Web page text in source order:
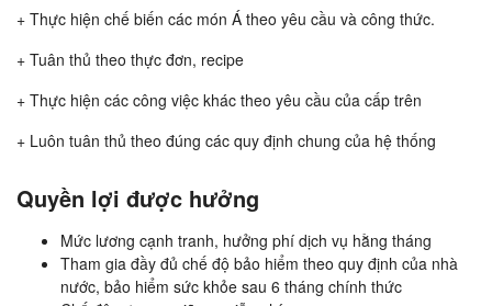
+ Thực hiện chế biến các món Á theo yêu cầu và công thức.
+ Tuân thủ theo thực đơn, recipe
+ Thực hiện các công việc khác theo yêu cầu của cấp trên
+ Luôn tuân thủ theo đúng các quy định chung của hệ thống
Quyền lợi được hưởng
Mức lương cạnh tranh, hưởng phí dịch vụ hằng tháng
Tham gia đầy đủ chế độ bảo hiểm theo quy định của nhà
nước, bảo hiểm sức khỏe sau 6 tháng chính thức